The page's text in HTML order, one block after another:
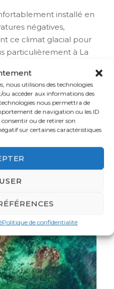
nous utilisons des technologies
ou accéder aux informations des
nous permettra de
de navigation ou les ID
consentir ou de retirer son
sur certaines caractéristiques
Politique de confidentialité
installé en
négatives,
ce climat glacial pour
particulièrement à La